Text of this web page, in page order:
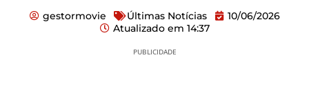
gestormovie Últimas Notícias
10/06/2026
Atualizado em 14:37
PUBLICIDADE